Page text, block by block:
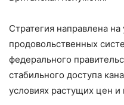
Стратегия направлена
продовольственных
федерального
стабильного доступа
условиях растущих цен